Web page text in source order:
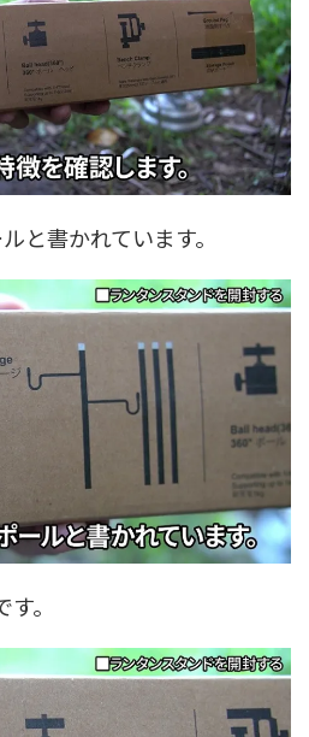
と書かれています。
。